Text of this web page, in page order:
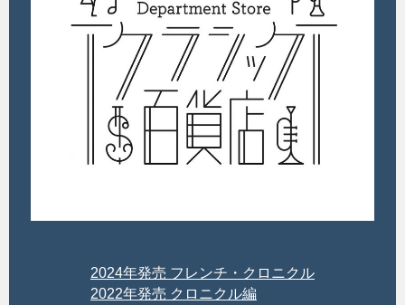
2024年発売 フレンチ・クロニクル
2022年発売 クロニクル編